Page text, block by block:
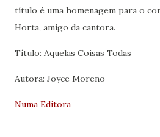
título é uma homenagem para o
Horta, amigo da cantora.
Título: Aquelas Coisas Todas
Autora: Joyce Moreno
Numa Editora